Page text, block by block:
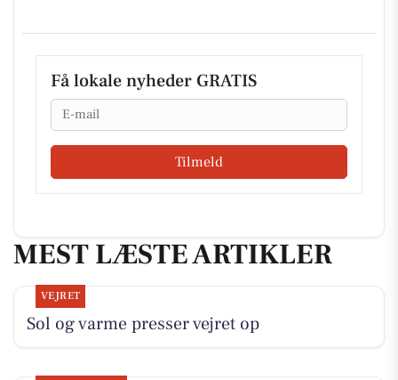
Få lokale nyheder GRATIS
Email
Tilmeld
MEST LÆSTE ARTIKLER
VEJRET
Sol og varme presser vejret op